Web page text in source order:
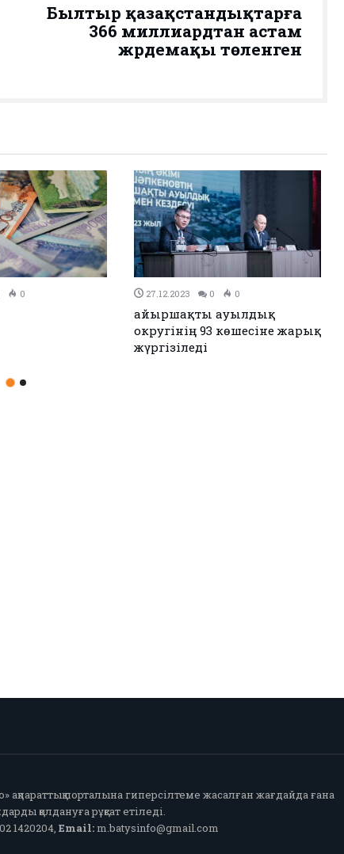
Былтыр қазақстандықтарға
366 миллиардтан астам
жәрдемақы төленген
0
Иран келісімге
26.12.2023 0 0
Аудандық мәслихаттың 12-
сессиясы өтті
ақпараттық порталына гиперсілтеме жасалған жағдайда ғана
қолдануға рұқсат етіледі.
1420204, Email:m.batysinfo@gmail.com